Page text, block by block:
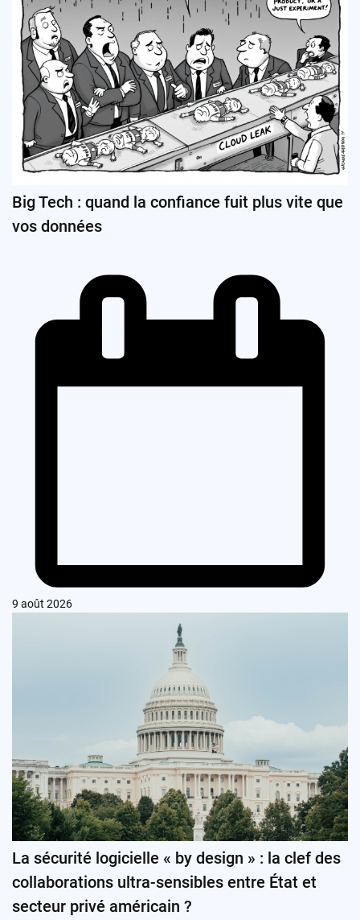
Big Tech : quand la confiance fuit plus vite que
vos données
9 août 2026
La sécurité logicielle « by design » : la clef des
collaborations ultra-sensibles entre État et
secteur privé américain ?